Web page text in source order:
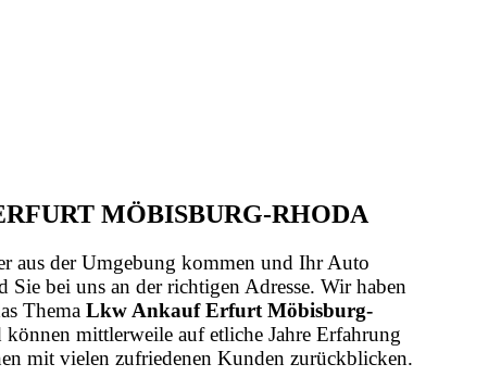
MÖBISBURG-RHODA
aus der Umgebung kommen und Ihr Auto
Sie bei uns an der richtigen Adresse. Wir haben
Thema Lkw Ankauf Erfurt Möbisburg-
können mittlerweile auf etliche Jahre Erfahrung
mit vielen zufriedenen Kunden zurückblicken.